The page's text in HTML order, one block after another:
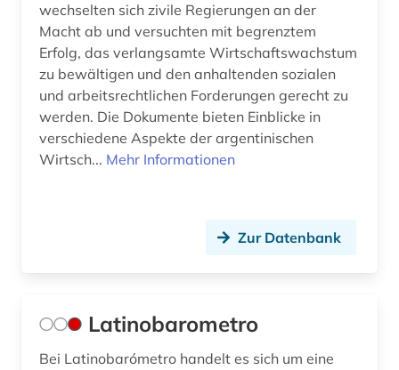
wechselten sich zivile Regierungen an der
Macht ab und versuchten mit begrenztem
Erfolg, das verlangsamte Wirtschaftswachstum
zu bewältigen und den anhaltenden sozialen
und arbeitsrechtlichen Forderungen gerecht zu
werden. Die Dokumente bieten Einblicke in
verschiedene Aspekte der argentinischen
Wirtsch... Mehr Informationen
Zur Datenbank
Latinobarometro
Bei Latinobarómetro handelt es sich um eine